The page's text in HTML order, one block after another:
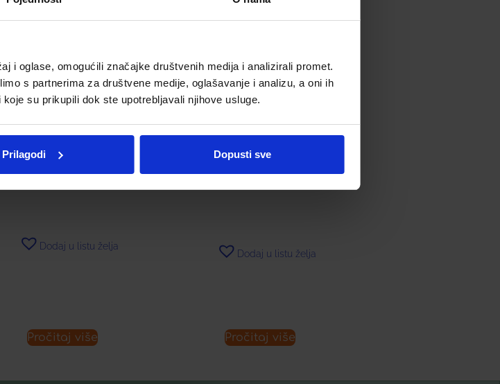
i oglase, omogućili značajke društvenih medija i analizirali promet.
s partnerima za društvene medije, oglašavanje i analizu, a oni ih
su prikupili dok ste upotrebljavali njihove usluge.
Prilagodi Dopusti sve
10,05
Dodaj u listu želja
Pročitaj više
PRANJE
Dodaj u listu želja
Pročitaj više